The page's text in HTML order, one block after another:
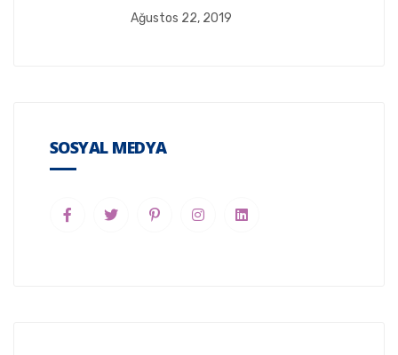
Ağustos 22, 2019
SOSYAL MEDYA